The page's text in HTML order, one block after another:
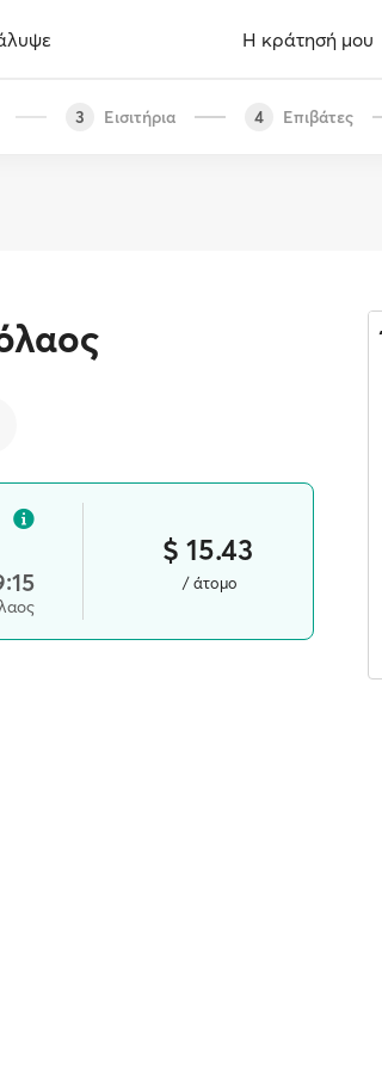
Η κράτησή μου
3 Εισιτήρια 4 Επιβάτες
$ 15.43
/ άτομο